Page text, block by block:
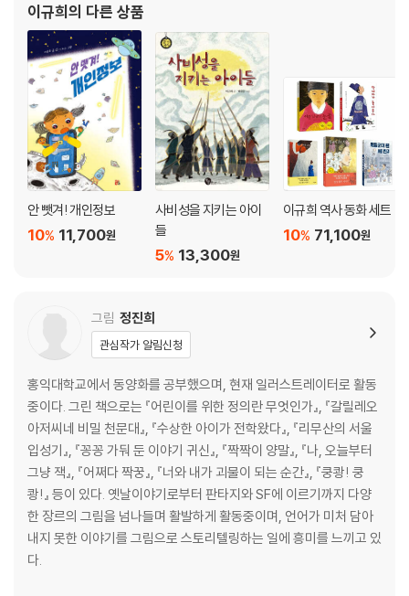
이규희의 다른 상품
안 뺏겨! 개인정보
11,700원
10%
사비성을 지키는 아이
들
13,300원
5%
이규희 역사 동화 세트
71,100원
10%
그림 정진희
관심작가 알림신청
홍익대학교에서 동양화를 공부했으며, 현재 일러스트레이터로 활동
중이다. 그린 책으로는 『어린이를 위한 정의란 무엇인가』, 『갈릴레오
아저씨네 비밀 천문대』, 『수상한 아이가 전학왔다』, 『리무산의 서울
입성기』, 『꽁꽁 가둬 둔 이야기 귀신』, 『짝짝이 양말』, 『나, 오늘부터
그냥 잭』, 『어쩌다 짝꿍』, 『너와 내가 괴물이 되는 순간』, 『쿵쾅! 쿵
쾅!』 등이 있다. 옛날이야기로부터 판타지와 SF에 이르기까지 다양
한 장르의 그림을 넘나들며 활발하게 활동중이며, 언어가 미처 담아
내지 못한 이야기를 그림으로 스토리텔링하는 일에 흥미를 느끼고 있
다.